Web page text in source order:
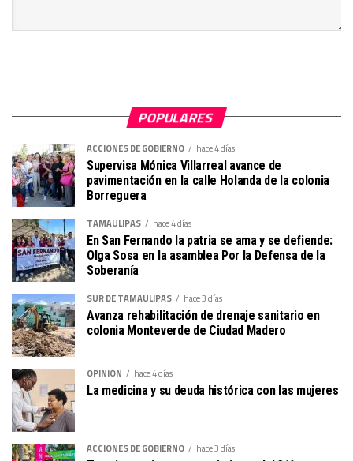
POPULARES
ACCIONES DE GOBIERNO hace 4 días
Supervisa Mónica Villarreal avance de
pavimentación en la calle Holanda de la colonia
Borreguera
TAMAULIPAS hace 4 días
En San Fernando la patria se ama y se defiende:
Olga Sosa en la asamblea Por la Defensa de la
Soberanía
SUR DE TAMAULIPAS hace 3 días
Avanza rehabilitación de drenaje sanitario en
colonia Monteverde de Ciudad Madero
OPINIÓN hace 4 días
La medicina y su deuda histórica con las mujeres
ACCIONES DE GOBIERNO hace 3 días